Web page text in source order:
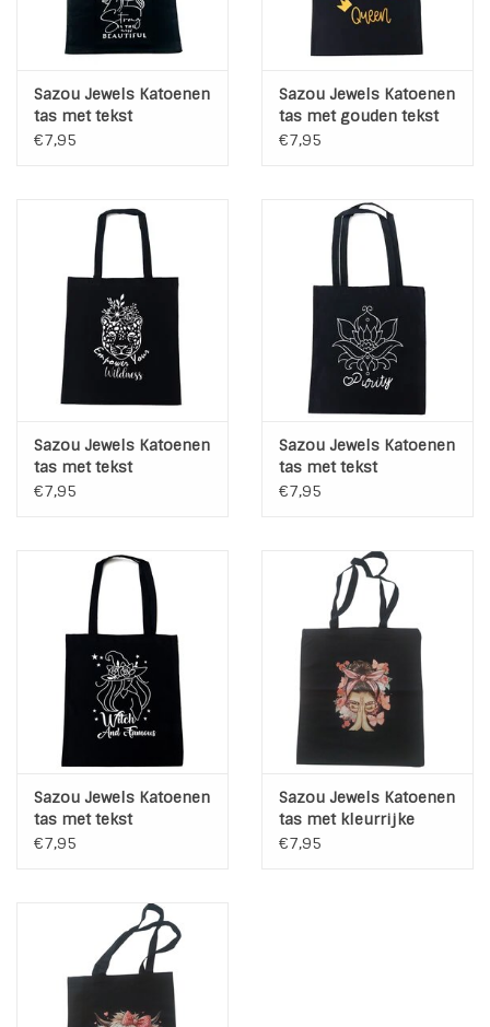
Sazou Jewels Katoenen
tas met tekst
€7,95
Sazou Jewels Katoenen
tas met gouden tekst
€7,95
Sazou Jewels Katoenen
tas met tekst
€7,95
Sazou Jewels Katoenen
tas met tekst
€7,95
Sazou Jewels Katoenen
tas met tekst
€7,95
Sazou Jewels Katoenen
tas met kleurrijke
afbeelding
€7,95